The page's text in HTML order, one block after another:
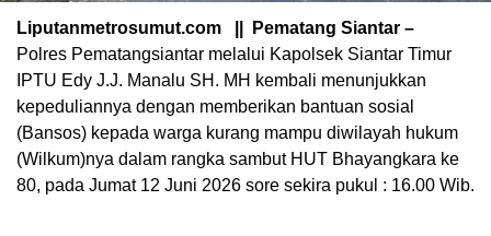
Liputanmetrosumut.com || Pematang Siantar –
Polres Pematangsiantar melalui Kapolsek Siantar Timur
IPTU Edy J.J. Manalu SH. MH kembali menunjukkan
kepeduliannya dengan memberikan bantuan sosial
(Bansos) kepada warga kurang mampu diwilayah hukum
(Wilkum)nya dalam rangka sambut HUT Bhayangkara ke
80, pada Jumat 12 Juni 2026 sore sekira pukul : 16.00 Wib.